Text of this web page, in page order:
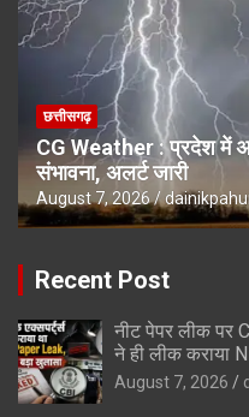
छत्तीसगढ़
CG Weather : प्रदेश में
संभावना, अलर्ट जारी
August 7, 2026
Recent Post
नीट पेपर लीक पर
ने ही लीक कराया
August 7, 2026